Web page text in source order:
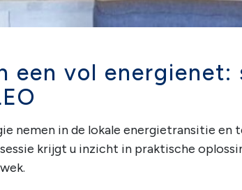
een vol energienet:
nemen in de lokale energietransitie en
krijgt u inzicht in praktische